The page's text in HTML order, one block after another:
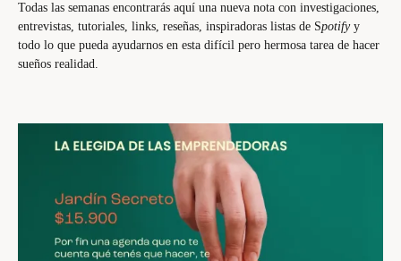
Todas las semanas encontrarás aquí una nueva nota con investigaciones,
entrevistas, tutoriales, links, reseñas, inspiradoras listas de Spotify y
todo lo que pueda ayudarnos en esta difícil pero hermosa tarea de hacer
sueños realidad.